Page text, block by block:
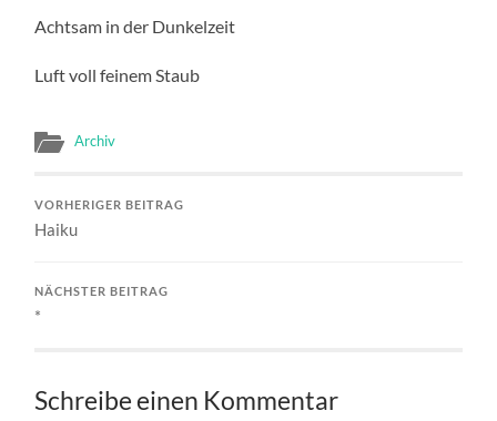
Achtsam in der Dunkelzeit
Luft voll feinem Staub
Archiv
VORHERIGER BEITRAG
Haiku
NÄCHSTER BEITRAG
*
Schreibe einen Kommentar